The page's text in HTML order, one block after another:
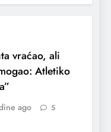
vraćao, ali
Atletiko
ago 5